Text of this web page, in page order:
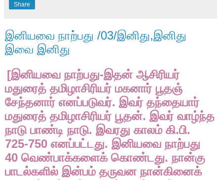
Share
இனியவை நாற்பது /03/இனிது,இனிது
இவை இனிது
[இனியவை நாற்பது-இதன் ஆசிரியர்
மதுரைத் தமிழாசிரியர் மகனார் பூதஞ்
சேந்தனார் எனப்படுவர். இவர் தந்தையார்
மதுரைத் தமிழாசிரியர் பூதன். இவர் வாழ்ந்த
நாடு பாண்டி நாடு. இவரது காலம் கி.பி.
725-750 எனப்பட்டது. இனியவை நாற்பது
40 வெண்பாக்களைக் கொண்டது. நான்கு
பாடல்களில் இன்பம் தருவன நான்கினைக்